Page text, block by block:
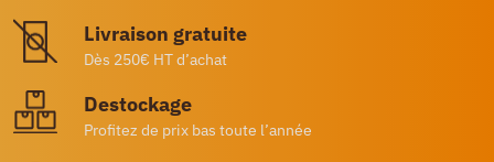
Livraison gratuite
Dès 250€ HT d’achat
Destockage
Profitez de prix bas toute l’année